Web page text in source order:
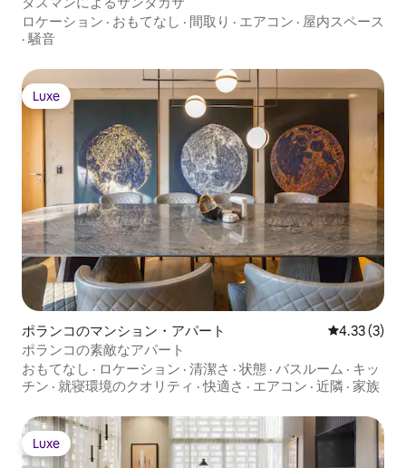
ロケーション · おもてなし · 間取り · エアコン · 屋内スペース
·騒音
Luxe
Luxe
ポランコのマンション・アパート レビュー3
4.33 (3)
ポランコの素敵なアパート
おもてなし · ロケーション · 清潔さ · 状態 · バスルーム · キッ
チン · 就寝環境のクオリティ ·快適さ · エアコン · 近隣 · 家族
Luxe
Luxe